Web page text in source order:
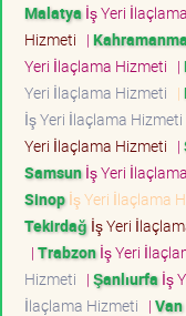
Malatya İş Yeri
Hizmeti |
Yeri İlaçlama Hizmeti |
Yeri İlaçlama Hizmeti |
İş Yeri İlaçlama Hizmeti
Yeri İlaçlama Hizmeti |
Samsunİş Yeri
Sinopİş Yeri İlaçlama
Tekirdağ İş Yeri
| Trabzonİş Yeri
Hizmeti | Şanlıurfa İş
İlaçlama Hizmeti | Van